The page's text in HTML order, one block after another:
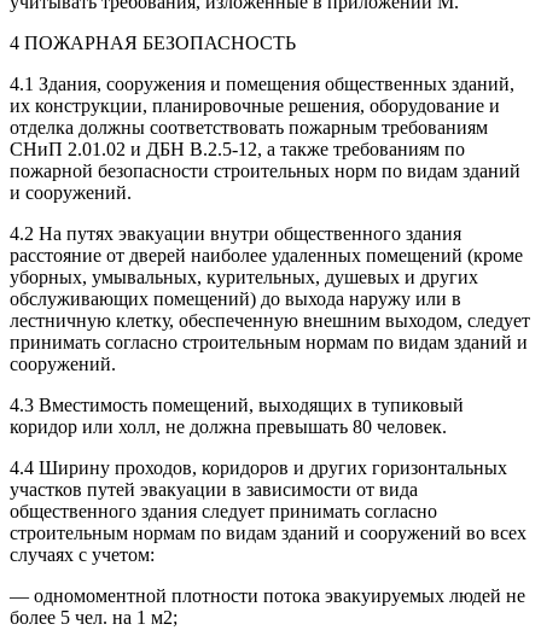
4 ПОЖАРНАЯ БЕЗОПАСНОСТЬ
4.1 Здания, сооружения и помещения общественных зданий,
их конструкции, планировочные решения, оборудование и
отделка должны соответствовать пожарным требованиям
СНиП 2.01.02 и ДБН В.2.5-12, а также требованиям по
пожарной безопасности строительных норм по видам зданий
и сооружений.
4.2 На путях эвакуации внутри общественного здания
расстояние от дверей наиболее удален­ных помещений (кроме
уборных, умывальных, курительных, душевых и других
обслуживающих помещений) до выхода наружу или в
лестничную клетку, обеспеченную внешним выходом, следует
принимать согласно строительным нормам по видам зданий и
сооружений.
4.3 Вместимость помещений, выходящих в тупиковый
коридор или холл, не должна превышать 80 человек.
4.4 Ширину проходов, коридоров и других горизонтальных
участков путей эвакуации в за­висимости от вида
общественного здания следует принимать согласно
строительным нормам по видам зданий и сооружений во всех
случаях с учетом:
— одномоментной плотности потока эвакуируемых людей не
более 5 чел. на 1 м2;